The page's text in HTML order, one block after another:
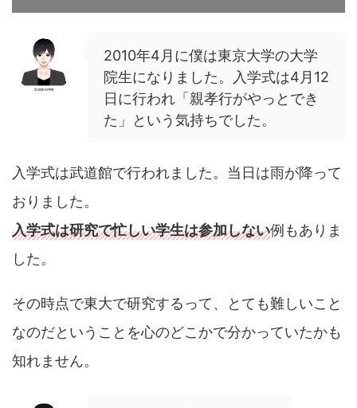
2010年4月に僕は東京大学の大学
院生になりました。入学式は4月12
日に行われ「親孝行がやっとでき
た」という気持ちでした。
入学式は武道館で行われました。当日は雨が降って
おりました。
入学式は研究で忙しい学生は参加しない例もありま
した。
その時点で東大で研究するって、とても難しいこと
なのだということを心のどこかで分かっていたかも
知れません。